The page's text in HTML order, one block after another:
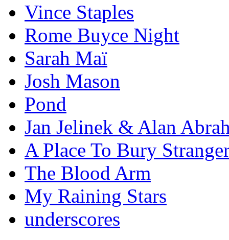
Vince Staples
Rome Buyce Night
Sarah Maï
Josh Mason
Pond
Jan Jelinek & Alan
A Place To Bury
The Blood Arm
My Raining Stars
underscores